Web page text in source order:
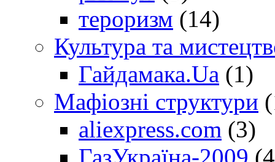
тероризм (14)
Культура та
Гайдамака.Ua (1)
Мафіозні структури
aliexpress.com (3)
ГазУкраїна-2009